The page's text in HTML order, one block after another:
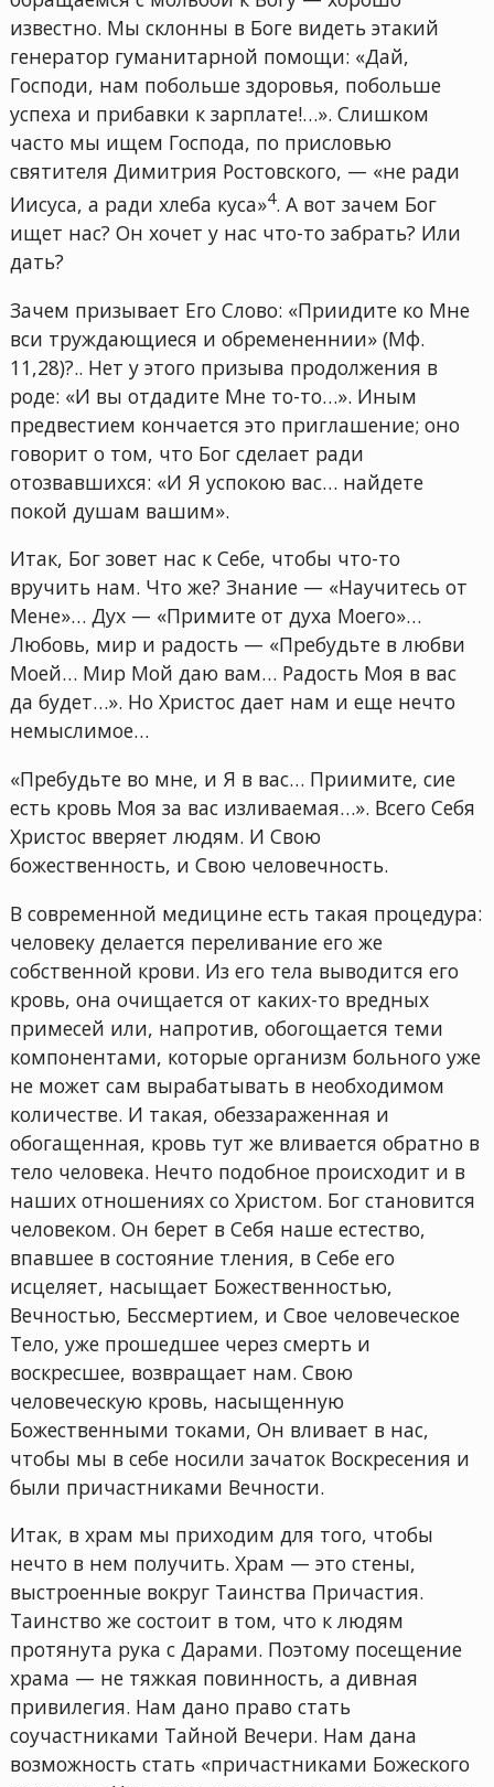
известно. Мы склонны в Боге видеть этакий
генератор гуманитарной помощи: «Дай,
Господи, нам побольше здоровья, побольше
успеха и прибавки к зарплате!…». Слишком
часто мы ищем Господа, по присловью
святителя Димитрия Ростовского, — «не ради
Иисуса, а ради хлеба куса»4. А вот зачем Бог
ищет нас? Он хочет у нас что-то забрать? Или
дать?
Зачем призывает Его Слово: «Приидите ко Мне
вси труждающиеся и обремененнии» (Мф.
11,28)?.. Нет у этого призыва продолжения в
роде: «И вы отдадите Мне то-то…». Иным
предвестием кончается это приглашение; оно
говорит о том, что Бог сделает ради
отозвавшихся: «И Я успокою вас… найдете
покой душам вашим».
Итак, Бог зовет нас к Себе, чтобы что-то
вручить нам. Что же? Знание — «Научитесь от
Мене»… Дух — «Примите от духа Моего»…
Любовь, мир и радость — «Пребудьте в любви
Моей… Мир Мой даю вам… Радость Моя в вас
да будет…». Но Христос дает нам и еще нечто
немыслимое…
«Пребудьте во мне, и Я в вас… Приимите, сие
есть кровь Моя за вас изливаемая…». Всего Себя
Христос вверяет людям. И Свою
божественность, и Свою человечность.
В современной медицине есть такая процедура:
человеку делается переливание его же
собственной крови. Из его тела выводится его
кровь, она очищается от каких-то вредных
примесей или, напротив, обогощается теми
компонентами, которые организм больного уже
не может сам вырабатывать в необходимом
количестве. И такая, обеззараженная и
обогащенная, кровь тут же вливается обратно в
тело человека. Нечто подобное происходит и в
наших отношениях со Христом. Бог становится
человеком. Он берет в Себя наше естество,
впавшее в состояние тления, в Себе его
исцеляет, насыщает Божественностью,
Вечностью, Бессмертием, и Свое человеческое
Тело, уже прошедшее через смерть и
воскресшее, возвращает нам. Свою
человеческую кровь, насыщенную
Божественными токами, Он вливает в нас,
чтобы мы в себе носили зачаток Воскресения и
были причастниками Вечности.
Итак, в храм мы приходим для того, чтобы
нечто в нем получить. Храм — это стены,
выстроенные вокруг Таинства Причастия.
Таинство же состоит в том, что к людям
протянута рука с Дарами. Поэтому посещение
храма — не тяжкая повинность, а дивная
привилегия. Нам дано право стать
соучастниками Тайной Вечери. Нам дана
возможность стать «причастниками Божеского